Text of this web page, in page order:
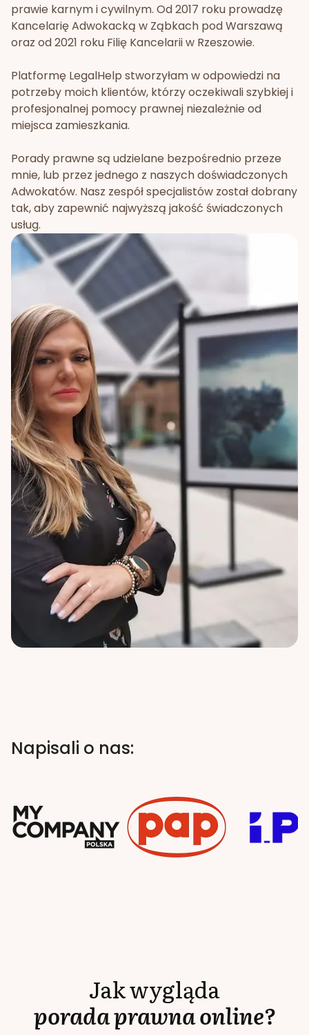
prawie karnym i cywilnym. Od 2017 roku prowadzę
Kancelarię Adwokacką w Ząbkach pod Warszawą
oraz od 2021 roku Filię Kancelarii w Rzeszowie.
Platformę LegalHelp stworzyłam w odpowiedzi na
potrzeby moich klientów, którzy oczekiwali szybkiej i
profesjonalnej pomocy prawnej niezależnie od
miejsca zamieszkania.
Porady prawne są udzielane bezpośrednio przeze
mnie, lub przez jednego z naszych doświadczonych
Adwokatów. Nasz zespół specjalistów został dobrany
tak, aby zapewnić najwyższą jakość świadczonych
usług.
Napisali o nas:
Jak wygląda
porada prawna online?